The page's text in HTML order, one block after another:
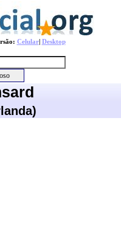
Celular| Desktop